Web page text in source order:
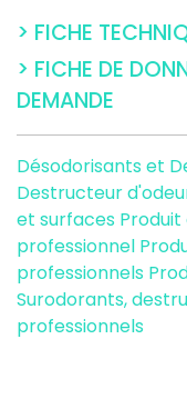
> FICHE
> FICHE DE
DEMANDE
Désodorisants et
Destructeur
et surfaces
professionnel
professionnels
Surodorants,
professionnels